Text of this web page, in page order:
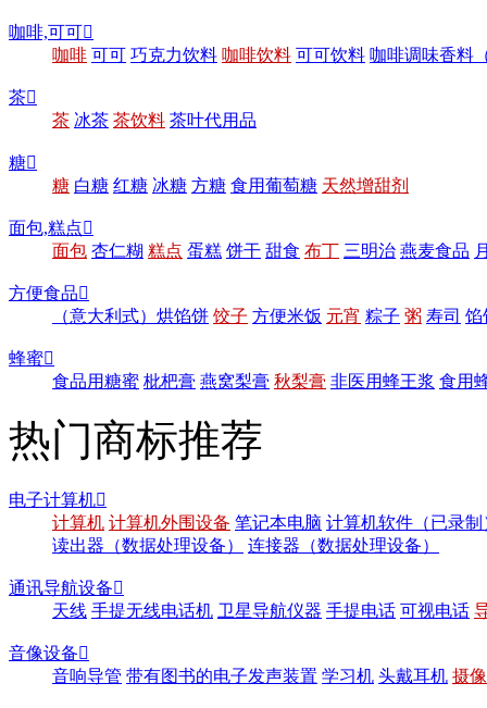
咖啡,可可
咖啡 可可 巧克力饮料 咖啡饮料 可可饮料 咖啡调味香料
茶
茶 冰茶 茶饮料 茶叶代用品
糖
糖 白糖 红糖 冰糖 方糖 食用葡萄糖 天然增甜剂
面包,糕点
面包 杏仁糊 糕点 蛋糕 饼干 甜食 布丁 三明治 燕麦食品
方便食品
（意大利式）烘馅饼 饺子 方便米饭 元宵 粽子 粥 寿司 馅
蜂蜜
食品用糖蜜 枇杷膏 燕窝梨膏 秋梨膏 非医用蜂王浆 食用
热门商标推荐
电子计算机
计算机 计算机外围设备 笔记本电脑 计算机软件（已录制
读出器（数据处理设备）
连接器（数据处理设备）
通讯导航设备
天线 手提无线电话机 卫星导航仪器 手提电话 可视电话
音像设备
音响导管 带有图书的电子发声装置 学习机 头戴耳机 摄